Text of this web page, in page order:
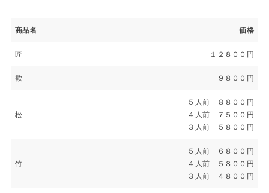
商品名 価格
匠 １２８００円
歓 ９８００円
松
５人前 ８８００円
４人前 ７５００円
３人前 ５８００円
竹
５人前 ６８００円
４人前 ５８００円
３人前 ４８００円